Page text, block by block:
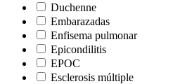
Duchenne
Embarazadas
Enfisema pulmonar
Epicondilitis
EPOC
Esclerosis múltiple